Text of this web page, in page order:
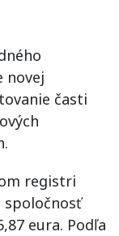
novej
časti
registri
spoločnosť
eura. Podľa